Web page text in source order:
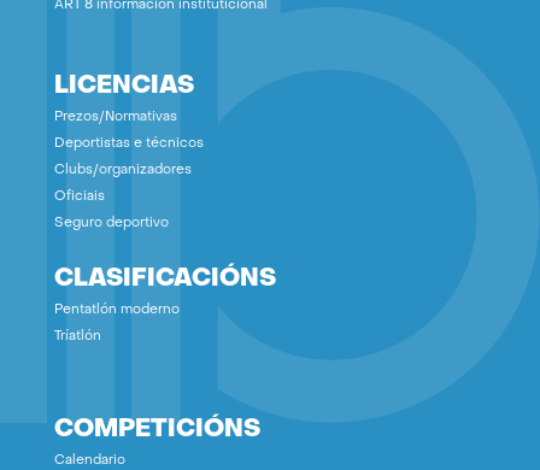
ART 8 información instituticional
LICENCIAS
Prezos/Normativas
Deportistas e técnicos
Clubs/organizadores
Oficiais
Seguro deportivo
CLASIFICACIÓNS
Pentatlón moderno
Tríatlón
COMPETICIÓNS
Calendario